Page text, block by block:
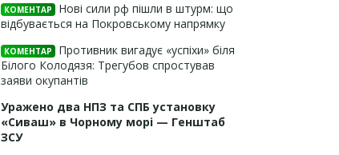
КОМЕНТАР
Нові сили рф пішли в штурм: що
відбувається на Покровському напрямку
КОМЕНТАР
Противник вигадує «успіхи» біля
Білого Колодязя: Трегубов спростував
заяви окупантів
Уражено два НПЗ та СПБ установку
«Сиваш» в Чорному морі — Генштаб
ЗСУ